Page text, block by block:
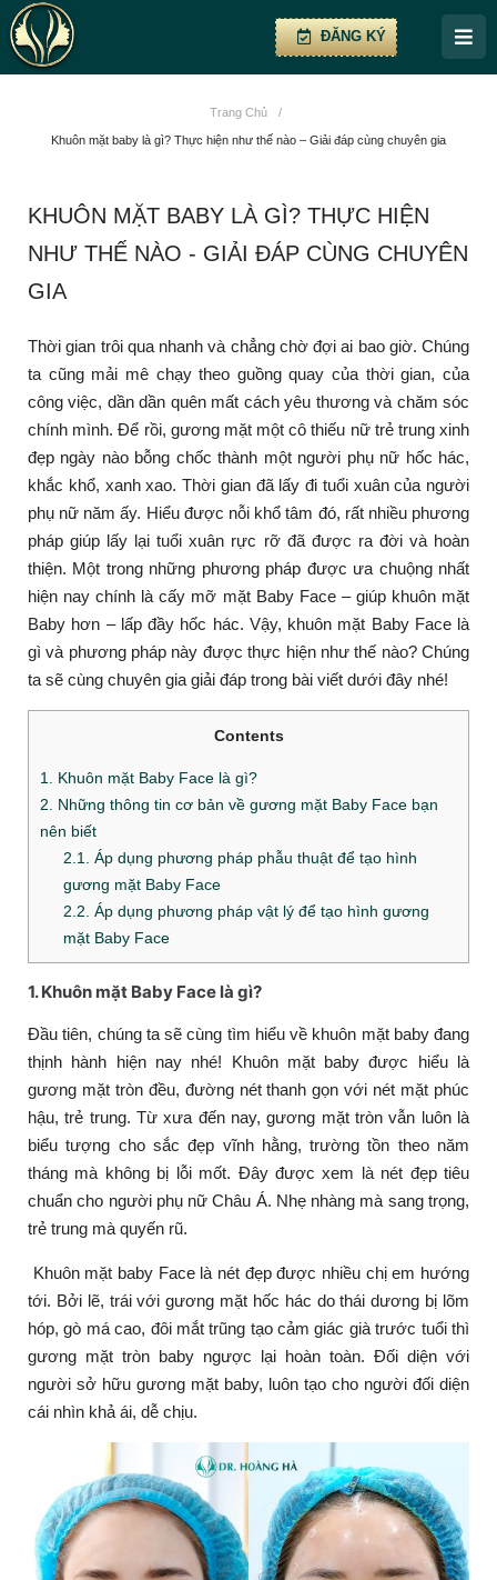
ĐĂNG KÝ
Trang Chủ /
Khuôn mặt baby là gì? Thực hiện như thế nào – Giải đáp cùng chuyên gia
KHUÔN MẶT BABY LÀ GÌ? THỰC HIỆN
NHƯ THẾ NÀO - GIẢI ĐÁP CÙNG CHUYÊN
GIA
Thời gian trôi qua nhanh và chẳng chờ đợi ai bao giờ. Chúng
ta cũng mải mê chạy theo guồng quay của thời gian, của
công việc, dần dần quên mất cách yêu thương và chăm sóc
chính mình. Để rồi, gương mặt một cô thiếu nữ trẻ trung xinh
đẹp ngày nào bỗng chốc thành một người phụ nữ hốc hác,
khắc khổ, xanh xao. Thời gian đã lấy đi tuổi xuân của người
phụ nữ năm ấy. Hiểu được nỗi khổ tâm đó, rất nhiều phương
pháp giúp lấy lại tuổi xuân rực rỡ đã được ra đời và hoàn
thiện. Một trong những phương pháp được ưa chuộng nhất
hiện nay chính là cấy mỡ mặt Baby Face – giúp khuôn mặt
Baby hơn – lấp đầy hốc hác. Vậy, khuôn mặt Baby Face là
gì và phương pháp này được thực hiện như thế nào? Chúng
ta sẽ cùng chuyên gia giải đáp trong bài viết dưới đây nhé!
Contents
1. Khuôn mặt Baby Face là gì?
2. Những thông tin cơ bản về gương mặt Baby Face bạn
nên biết
2.1. Áp dụng phương pháp phẫu thuật để tạo hình
gương mặt Baby Face
2.2. Áp dụng phương pháp vật lý để tạo hình gương
mặt Baby Face
1. Khuôn mặt Baby Face là gì?
Đầu tiên, chúng ta sẽ cùng tìm hiểu về khuôn mặt baby đang
thịnh hành hiện nay nhé! Khuôn mặt baby được hiểu là
gương mặt tròn đều, đường nét thanh gọn với nét mặt phúc
hậu, trẻ trung. Từ xưa đến nay, gương mặt tròn vẫn luôn là
biểu tượng cho sắc đẹp vĩnh hằng, trường tồn theo năm
tháng mà không bị lỗi mốt. Đây được xem là nét đẹp tiêu
chuẩn cho người phụ nữ Châu Á. Nhẹ nhàng mà sang trọng,
trẻ trung mà quyến rũ.
Khuôn mặt baby Face là nét đẹp được nhiều chị em hướng
tới. Bởi lẽ, trái với gương mặt hốc hác do thái dương bị lõm
hóp, gò má cao, đôi mắt trũng tạo cảm giác già trước tuổi thì
gương mặt tròn baby ngược lại hoàn toàn. Đối diện với
người sở hữu gương mặt baby, luôn tạo cho người đối diện
cái nhìn khả ái, dễ chịu.